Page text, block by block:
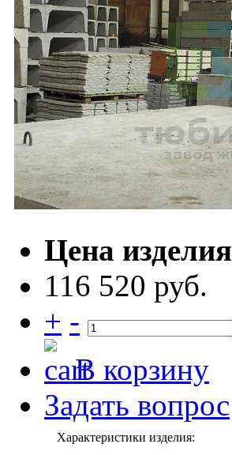
Цена изделия
116 520 руб.
+ -
В корзину
Задать вопрос
Характеристики изделия: